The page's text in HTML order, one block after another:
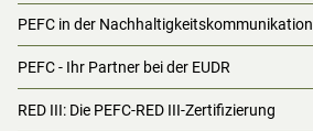
PEFC in der Nachhaltigkeitskommunikation
PEFC - Ihr Partner bei der EUDR
RED III: Die PEFC-RED III-Zertifizierung